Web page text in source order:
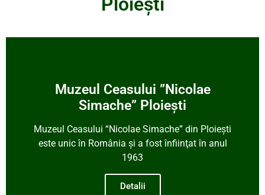
Muzeul Ceasului ”Nicolae
Simache” Ploiești
Muzeul Ceasului “Nicolae Simache” din Ploiești
este unic în România și a fost înfiinţat în anul
1963
Detalii